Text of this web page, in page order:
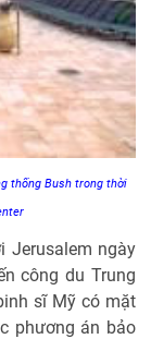
thống Bush trong thời
Jerusalem ngày
công du Trung
sĩ Mỹ có mặt
phương án bảo